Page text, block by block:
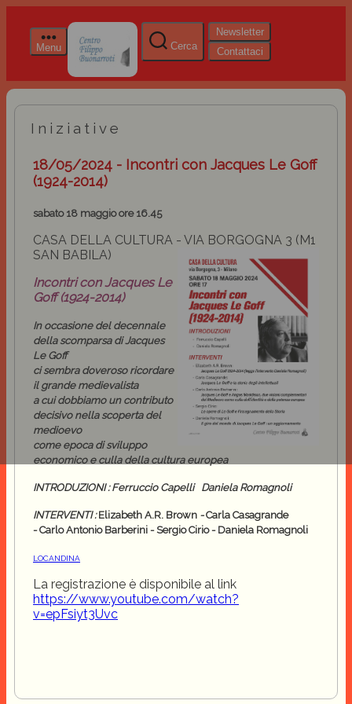
Menu Cerca
Newsletter
Contattaci
Iniziative
18/05/2024 - Incontri con Jacques Le Goff
(1924-2014)
sabato 18 maggio ore 16.45
CASA DELLA CULTURA - VIA BORGOGNA 3 (M1
SAN BABILA)
Incontri con Jacques Le
Goff (1924-2014)
In occasione del decennale
della scomparsa di Jacques
Le Goff
ci sembra doveroso ricordare
il grande medievalista
a cui dobbiamo un contributo
decisivo nella scoperta del
medioevo
come epoca di sviluppo
economico e culla della cultura europea
INTRODUZIONI: Ferruccio Capelli Daniela Romagnoli
INTERVENTI: Elizabeth A.R. Brown - Carla Casagrande
-Carlo Antonio Barberini -Sergio Cirio- Daniela Romagnoli
LOCANDINA
La registrazione è disponibile al link
https://www.youtube.com/watch?
v=epFsiyt3Uvc